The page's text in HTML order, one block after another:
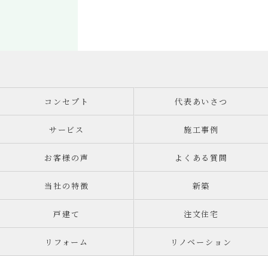
コンセプト 代表あいさつ
サービス 施工事例
お客様の声 よくある質問
当社の特徴 新築
戸建て 注文住宅
リフォーム リノベーション